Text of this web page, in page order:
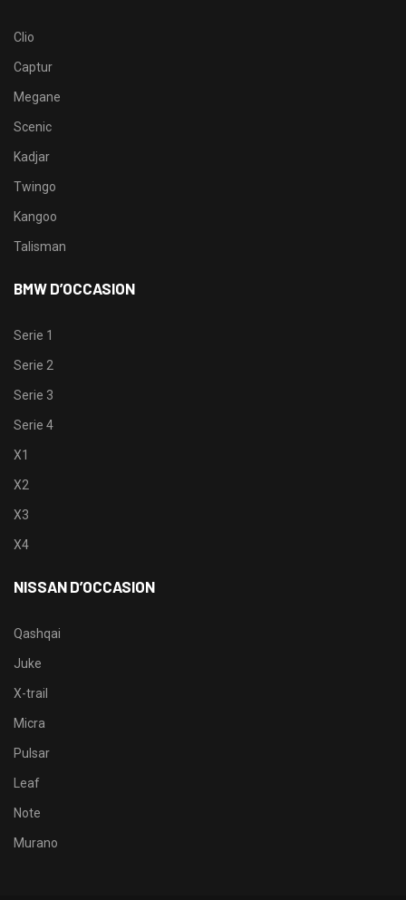
Clio
Captur
Megane
Scenic
Kadjar
Twingo
Kangoo
Talisman
BMW D’OCCASION
Serie 1
Serie 2
Serie 3
Serie 4
X1
X2
X3
X4
NISSAN D’OCCASION
Qashqai
Juke
X-trail
Micra
Pulsar
Leaf
Note
Murano